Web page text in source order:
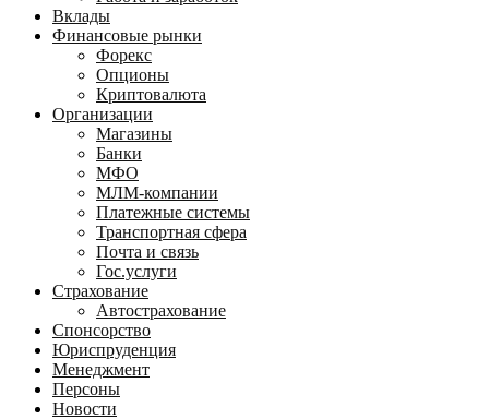
Вклады
Финансовые рынки
Форекс
Опционы
Криптовалюта
Организации
Магазины
Банки
МФО
МЛМ-компании
Платежные системы
Транспортная сфера
Почта и связь
Гос.услуги
Страхование
Автострахование
Спонсорство
Юриспруденция
Менеджмент
Персоны
Новости